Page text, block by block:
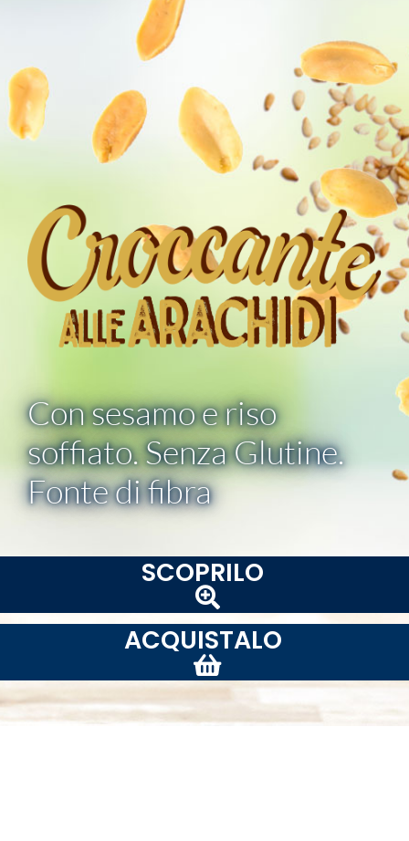
Con sesamo e riso
soffiato. Senza Glutine.
Fonte di fibra
SCOPRILO
ACQUISTALO